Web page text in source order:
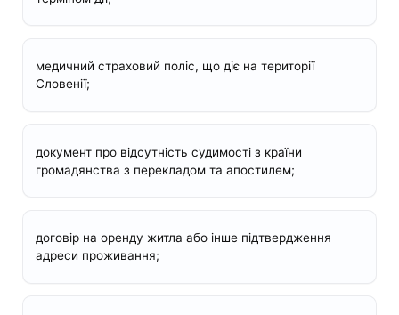
медичний страховий поліс, що діє на території
Словенії;
документ про відсутність судимості з країни
громадянства з перекладом та апостилем;
договір на оренду житла або інше підтвердження
адреси проживання;